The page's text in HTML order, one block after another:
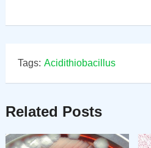
Tags: Acidithiobacillus
Related Posts